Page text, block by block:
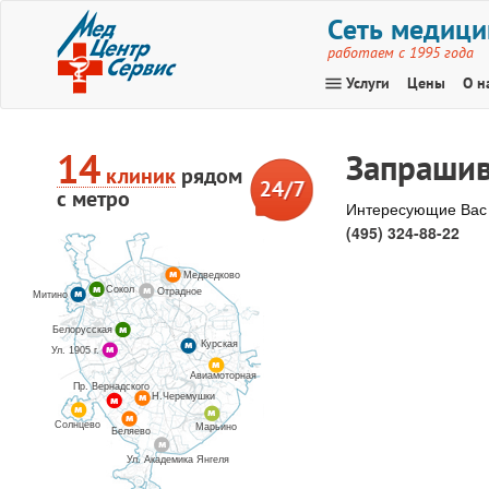
Сеть
работаем с 1995 года
menu Услуги Цены О
Интересующие Вас
(495) 324-88-22
14 клиник рядом
с метро
Сокол
Митино Отрадное
Белорусская
Курская
Медведково
Ул. 1905 г.
Авиамоторная
Беляево Марьино
Н.Черемушки
Пр. Вернадского
Солнцево
Ул. Академика Янгеля